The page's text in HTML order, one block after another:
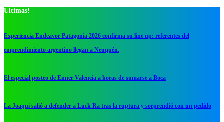
Ultimas!
Experiencia Endeavor Patagonia 2026 confirma su line up: referentes del
emprendimiento argentino llegan a Neuquén.
El especial posteo de Enner Valencia a horas de sumarse a Boca
La Joaqui salió a defender a Luck Ra tras la ruptura y sorprendió con un pedido